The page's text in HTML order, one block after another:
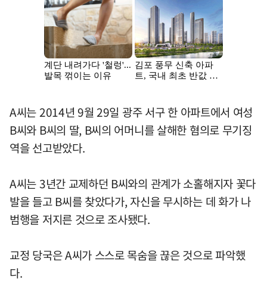
A씨는 2014년 9월 29일 광주 서구 한 아파트에서 여성
B씨와 B씨의 딸, B씨의 어머니를 살해한 혐의로 무기징
역을 선고받았다.
A씨는 3년간 교제하던 B씨와의 관계가 소홀해지자 꽃다
발을 들고 B씨를 찾았다가, 자신을 무시하는 데 화가 나
범행을 저지른 것으로 조사됐다.
교정 당국은 A씨가 스스로 목숨을 끊은 것으로 파악했
다.